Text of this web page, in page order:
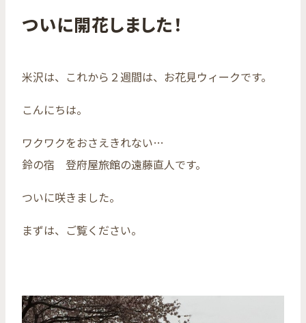
ついに開花しました！
米沢は、これから２週間は、お花見ウィークです。
こんにちは。
ワクワクをおさえきれない…
鈴の宿 登府屋旅館の遠藤直人です。
ついに咲きました。
まずは、ご覧ください。